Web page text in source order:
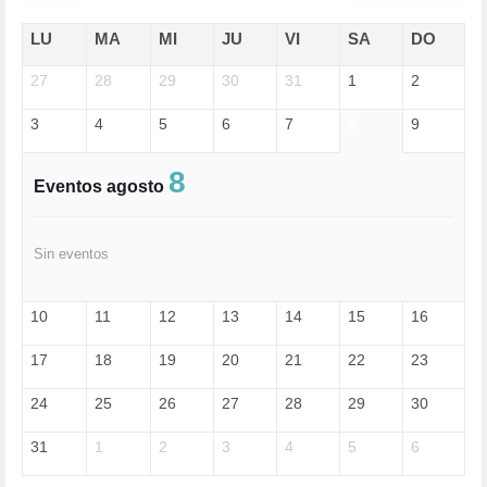
EDGAR MORIN (1)
EMIGRACIÓN (4)
ESPECULACIÓN (2)
FELICIDAD (1)
FRANCISCO (5)
GUERRA (133)
HUMOR (1)
IA (1)
INMIGRACIÓN (145)
LU MA MI JU VI SA DO
27 28 29 30 31 1 2
3 4 5 6 7 9
Eventos agosto 8
Sin eventos
10 11 12 13 14 15 16
17 18 19 20 21 22 23
24 25 26 27 28 29 30
31 1 2 3 4 5 6